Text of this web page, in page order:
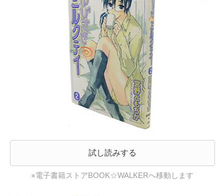
試し読みする
※電子書籍ストアBOOK☆WALKERへ移動します